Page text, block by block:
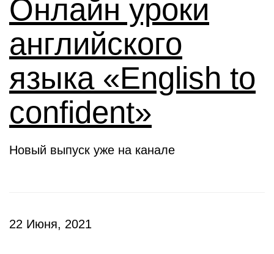
Онлайн уроки
английского
языка «English to
confident»
Новый выпуск уже на канале
22 Июня, 2021